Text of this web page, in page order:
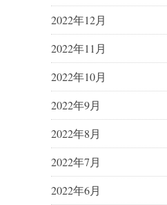
2022年12月
2022年11月
2022年10月
2022年9月
2022年8月
2022年7月
2022年6月